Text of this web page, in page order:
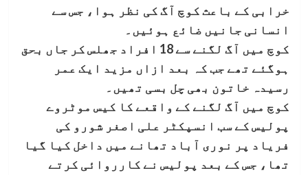
خرابی کے باعث کوچ آگ کی نظر ہوا، جس سے
انسانی جانیں ضائع ہوئیں۔
کوچ میں آگ لگنے سے 18 افراد جھلس کر جاں بحق
ہوگئے تھے جب کہ بعد ازاں مزید ایک عمر
رسیدہ خاتون بھی چل بسی تھیں۔
کوچ میں آگ لگنے کے واقعے کا کیس موٹروے
پولیس کے سب انسپکٹر علی اصغر شورو کی
فریاد پر نوری آباد تھانے میں داخل کیا گیا
تھا، جس کے بعد پولیس نے کارروائی کرتے